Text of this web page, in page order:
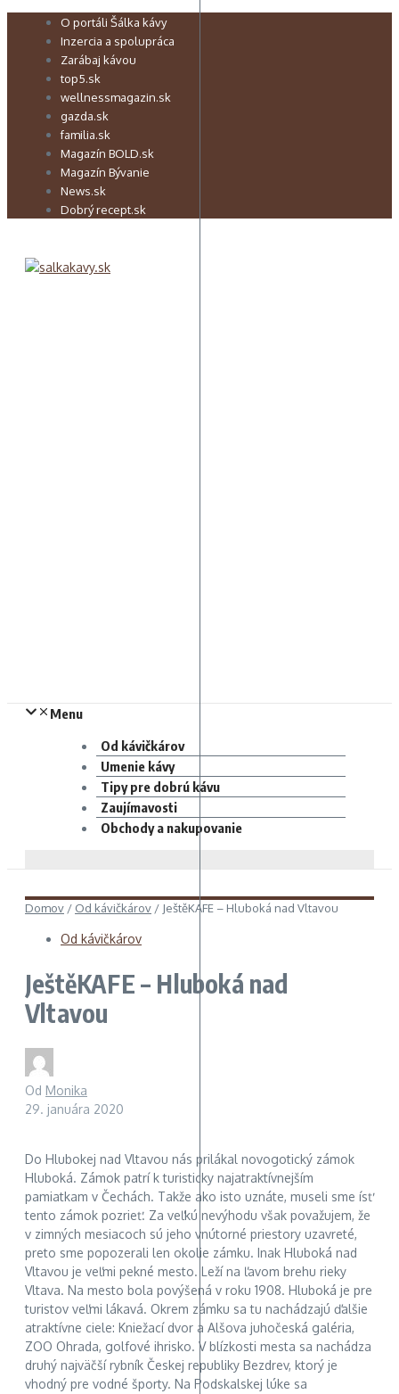
Preskočiť O portáli Šálka kávy
Inzercia a spolupráca
Zarábaj kávou
top5.sk
wellnessmagazin.sk
gazda.sk
familia.sk
Magazín BOLD.sk
Magazín Bývanie
News.sk
Dobrý recept.sk
Menu
Od kávičkárov
Umenie kávy
Tipy pre dobrú kávu
Zaujímavosti
Obchody a nakupovanie
Domov / Od kávičkárov / JeštěKAFE – Hluboká nad Vltavou
Od kávičkárov
JeštěKAFE – Hluboká nad
Vltavou
Od Monika
29. januára 2020
Do Hlubokej nad Vltavou nás prilákal novogotický zámok
Hluboká. Zámok patrí k turisticky najatraktívnejším
pamiatkam v Čechách. Takže ako isto uznáte, museli sme ísť
tento zámok pozrieť. Za veľkú nevýhodu však považujem, že
v zimných mesiacoch sú jeho vnútorné priestory uzavreté,
preto sme popozerali len okolie zámku. Inak Hluboká nad
Vltavou je veľmi pekné mesto. Leží na ľavom brehu rieky
Vltava. Na mesto bola povýšená v roku 1908. Hluboká je pre
turistov veľmi lákavá. Okrem zámku sa tu nachádzajú ďalšie
atraktívne ciele: Kniežací dvor a Alšova juhočeská galéria,
ZOO Ohrada, golfové ihrisko. V blízkosti mesta sa nachádza
druhý najväčší rybník Českej republiky Bezdrev, ktorý je
vhodný pre vodné športy. Na Podskalskej lúke sa